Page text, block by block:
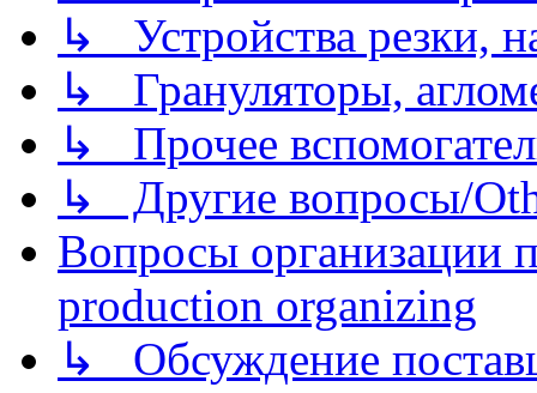
↳ Устройства резки,
↳ Грануляторы,
↳ Прочее
↳ Другие вопросы/
Вопросы организации
production organizing
↳ Обсуждение